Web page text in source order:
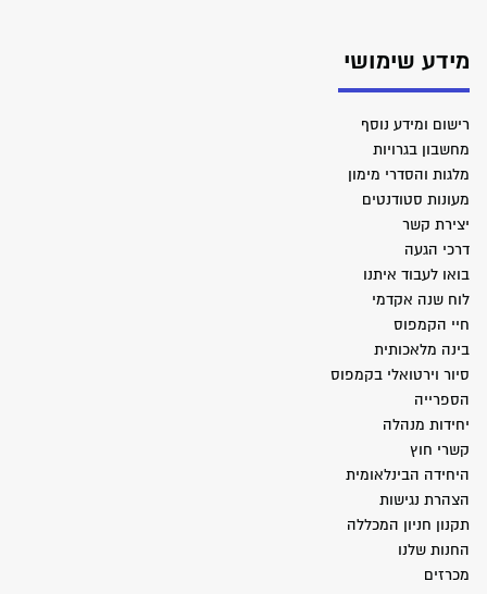
מידע שימושי
רישום ומידע נוסף
מחשבון בגרויות
מלגות והסדרי מימון
מעונות סטודנטים
יצירת קשר
דרכי הגעה
בואו לעבוד איתנו
לוח שנה אקדמי
חיי הקמפוס
בינה מלאכותית
סיור וירטואלי בקמפוס
הספרייה
יחידות מנהלה
קשרי חוץ
היחידה הבינלאומית
הצהרת נגישות
תקנון חניון המכללה
החנות שלנו
מכרזים